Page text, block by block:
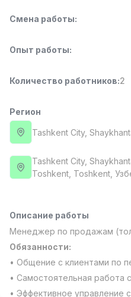
7,000,000 - 15,000,000
3,000,000 - 8,000,000
Full time job
Повар фастфуда
2,600,000 - 5,000,000
LES AILES
Full time job
Ish joyidan
Фармацевт
3,000,000 - 10,000,000
NAVBAHOR APTEKA
Full time job
Ish joyidan
Агент по продажам
Договорная
Смена работы:
Опыт работы:
Количество работников:2
Регион
Tashkent City,
Tashkent City,
Тоshkent, Toshkent,
Описание работы
Менеджер по продажам
Обязанности:
• Общение с клиентами по
• Самостоятельная работа
• Эффективное управление
Вакансии Категории